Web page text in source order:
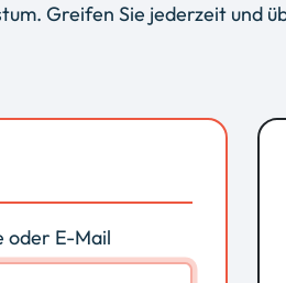
Greifen Sie jederzeit und
oder E-Mail